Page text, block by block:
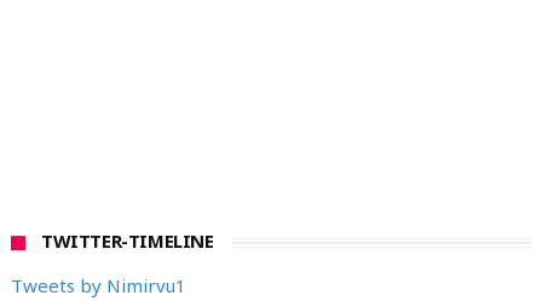
TWITTER-TIMELINE
Tweets by Nimirvu1